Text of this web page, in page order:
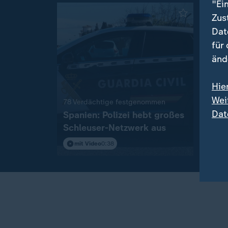
78 Verdächtige festgenommen
Spanien: Polizei hebt großes
Schleuser-Netzwerk aus
mit Video0:38
für